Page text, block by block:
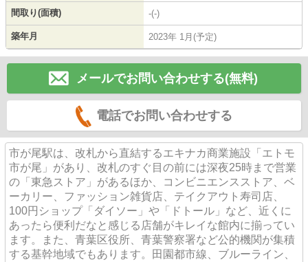
間取り(面積) -(-)
築年月 2023年 1月(予定)
メールでお問い合わせする(無料)
電話でお問い合わせする
市が尾駅は、改札から直結するエキナカ商業施設「エトモ
市が尾」があり、改札のすぐ目の前には深夜25時まで営業
の「東急ストア」があるほか、コンビニエンスストア、ベ
ーカリー、ファッション雑貨店、テイクアウト寿司店、
100円ショップ「ダイソー」や「ドトール」など、近くに
あったら便利だなと感じる店舗がキレイな館内に揃ってい
ます。また、青葉区役所、青葉警察署など公的機関が集積
する基幹地域でもあります。田園都市線、ブルーライン、